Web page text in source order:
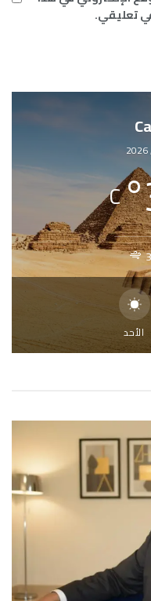
تعليقي.
°
C
الأحد